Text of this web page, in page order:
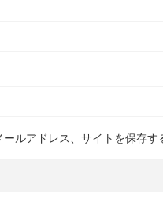
ルアドレス、サイトを保存す